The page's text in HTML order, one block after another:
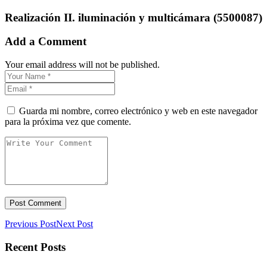
Realización II. iluminación y multicámara (5500087)
Add a Comment
Your email address will not be published.
Guarda mi nombre, correo electrónico y web en este navegador
para la próxima vez que comente.
Previous PostNext Post
Recent Posts